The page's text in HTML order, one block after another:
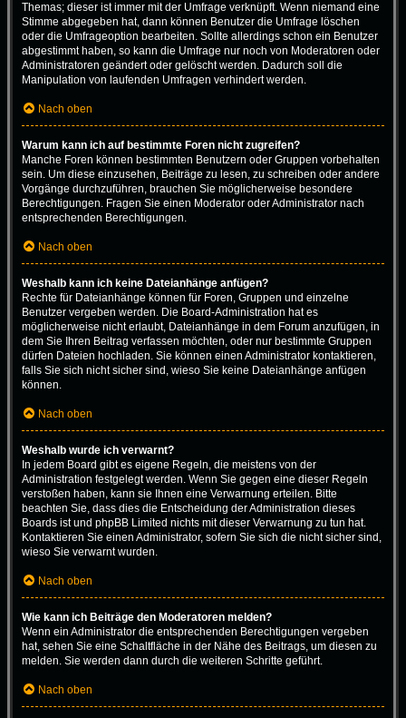
Themas; dieser ist immer mit der Umfrage verknüpft. Wenn niemand eine
Stimme abgegeben hat, dann können Benutzer die Umfrage löschen
oder die Umfrageoption bearbeiten. Sollte allerdings schon ein Benutzer
abgestimmt haben, so kann die Umfrage nur noch von Moderatoren oder
Administratoren geändert oder gelöscht werden. Dadurch soll die
Manipulation von laufenden Umfragen verhindert werden.
Nach oben
Warum kann ich auf bestimmte Foren nicht zugreifen?
Manche Foren können bestimmten Benutzern oder Gruppen vorbehalten
sein. Um diese einzusehen, Beiträge zu lesen, zu schreiben oder andere
Vorgänge durchzuführen, brauchen Sie möglicherweise besondere
Berechtigungen. Fragen Sie einen Moderator oder Administrator nach
entsprechenden Berechtigungen.
Nach oben
Weshalb kann ich keine Dateianhänge anfügen?
Rechte für Dateianhänge können für Foren, Gruppen und einzelne
Benutzer vergeben werden. Die Board-Administration hat es
möglicherweise nicht erlaubt, Dateianhänge in dem Forum anzufügen, in
dem Sie Ihren Beitrag verfassen möchten, oder nur bestimmte Gruppen
dürfen Dateien hochladen. Sie können einen Administrator kontaktieren,
falls Sie sich nicht sicher sind, wieso Sie keine Dateianhänge anfügen
können.
Nach oben
Weshalb wurde ich verwarnt?
In jedem Board gibt es eigene Regeln, die meistens von der
Administration festgelegt werden. Wenn Sie gegen eine dieser Regeln
verstoßen haben, kann sie Ihnen eine Verwarnung erteilen. Bitte
beachten Sie, dass dies die Entscheidung der Administration dieses
Boards ist und phpBB Limited nichts mit dieser Verwarnung zu tun hat.
Kontaktieren Sie einen Administrator, sofern Sie sich die nicht sicher sind,
wieso Sie verwarnt wurden.
Nach oben
Wie kann ich Beiträge den Moderatoren melden?
Wenn ein Administrator die entsprechenden Berechtigungen vergeben
hat, sehen Sie eine Schaltfläche in der Nähe des Beitrags, um diesen zu
melden. Sie werden dann durch die weiteren Schritte geführt.
Nach oben